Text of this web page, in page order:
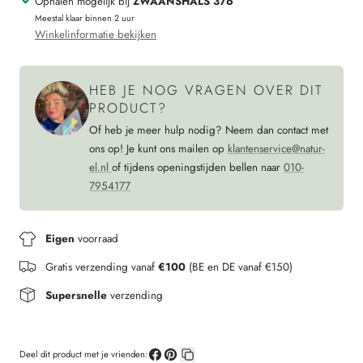
tencel
katoen
RAW
tencel
Meestal klaar binnen 2 uur
Winkelinformatie bekijken
HEB JE NOG VRAGEN OVER DIT
PRODUCT?
Of heb je meer hulp nodig? Neem dan contact met
ons op! Je kunt ons mailen op klantenservice@natur-
el.nl of tijdens openingstijden bellen naar 010-
7954177
Eigen voorraad
Gratis verzending vanaf €100 (BE en DE vanaf €150)
Supersnelleverzending
Deel dit product met je vrienden: